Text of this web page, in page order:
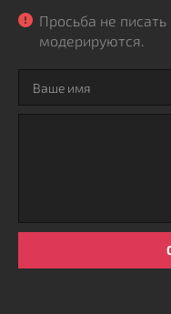
Просьба не
модерируются.